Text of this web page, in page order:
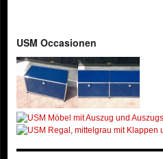
USM Occasionen